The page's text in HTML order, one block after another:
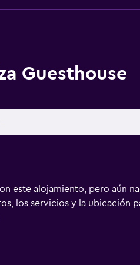
Guesthouse
este alojamiento, pero aún
los servicios y la ubicación